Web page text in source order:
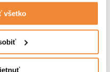
všetko